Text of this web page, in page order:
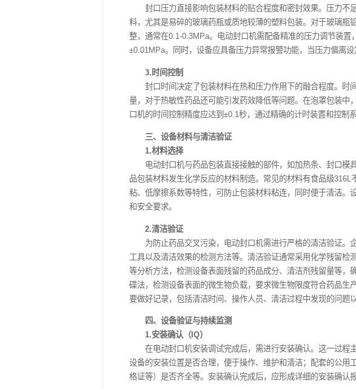
二、关键运行参数的精准控制
1.温度控制
温度是电动封口机实现良好封口效果的核
等，对封口温度有特定要求。例如，PE膜的封
封口不牢、材料过度熔融甚至药品质量受影响
求，先进的电动封口机通常采用高精度的温控传
运行。
2.压力控制
封口压力直接影响包装材料的贴合程度和密
料，尤其是易碎的玻璃药瓶或质地较薄的塑料包
整，通常在0.1-0.3MPa。电动封口机需配备精
±0.01MPa。同时，设备应具备压力异常报警功
3.时间控制
封口时间决定了包装材料在热和压力作用下
量，对于热敏性药品还可能引发药效降低等问题
口机的时间控制精度应达到±0.1秒，通过精确
三、设备材料与清洁验证
1.材料选择
电动封口机与药品包装直接接触的部件，如
品包装材料发生化学反应的材料制造。常见的材
粘、低摩擦系数等特性，可防止包装材料粘连，